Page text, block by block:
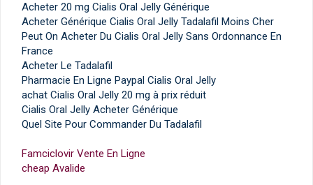
Acheter 20 mg Cialis Oral Jelly Générique
Acheter Générique Cialis Oral Jelly Tadalafil Moins Cher
Peut On Acheter Du Cialis Oral Jelly Sans Ordonnance En
France
Acheter Le Tadalafil
Pharmacie En Ligne Paypal Cialis Oral Jelly
achat Cialis Oral Jelly 20 mg à prix réduit
Cialis Oral Jelly Acheter Générique
Quel Site Pour Commander Du Tadalafil
Famciclovir Vente En Ligne
cheap Avalide